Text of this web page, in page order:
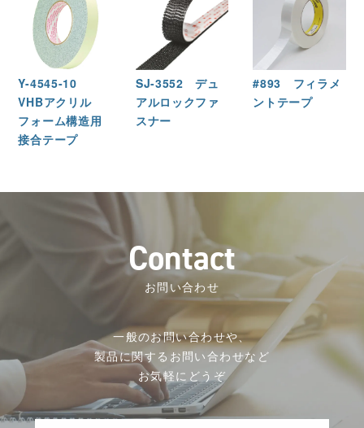
Y-4545-10
VHBアクリル
フォーム構造用
接合テープ
SJ-3552 デュ
アルロックファ
スナー
#893 フィラメ
ントテープ
Contact
お問い合わせ
一般のお問い合わせや、
製品に関するお問い合わせなど
お気軽にどうぞ